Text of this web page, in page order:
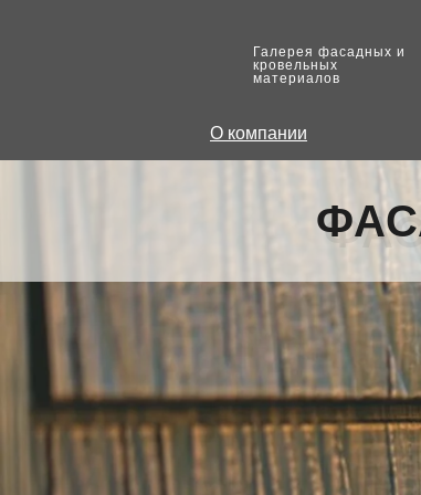
Галерея фасадных и
кровельных
материалов
О компании